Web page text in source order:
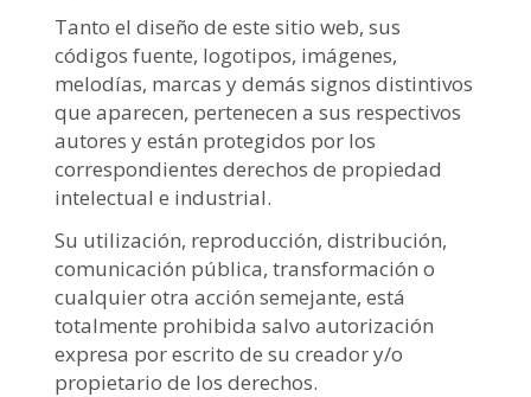
Tanto el diseño de este sitio web, sus
códigos fuente, logotipos, imágenes,
melodías, marcas y demás signos distintivos
que aparecen, pertenecen a sus respectivos
autores y están protegidos por los
correspondientes derechos de propiedad
intelectual e industrial.
Su utilización, reproducción, distribución,
comunicación pública, transformación o
cualquier otra acción semejante, está
totalmente prohibida salvo autorización
expresa por escrito de su creador y/o
propietario de los derechos.